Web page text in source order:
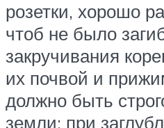
розетки, хорошо
чтоб не было
закручивания
их почвой и
должно быть
земли: при